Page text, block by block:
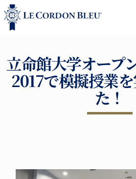
立命館大学オープ
2017で模擬授業
た！